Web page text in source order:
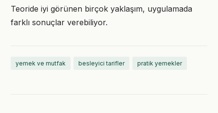
Teoride iyi görünen birçok yaklaşım, uygulamada
farklı sonuçlar verebiliyor.
yemek ve mutfak besleyici tarifler pratik yemekler